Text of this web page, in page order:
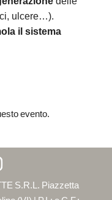
ulcere…).
il sistema
evento.
S.R.L. Piazzetta